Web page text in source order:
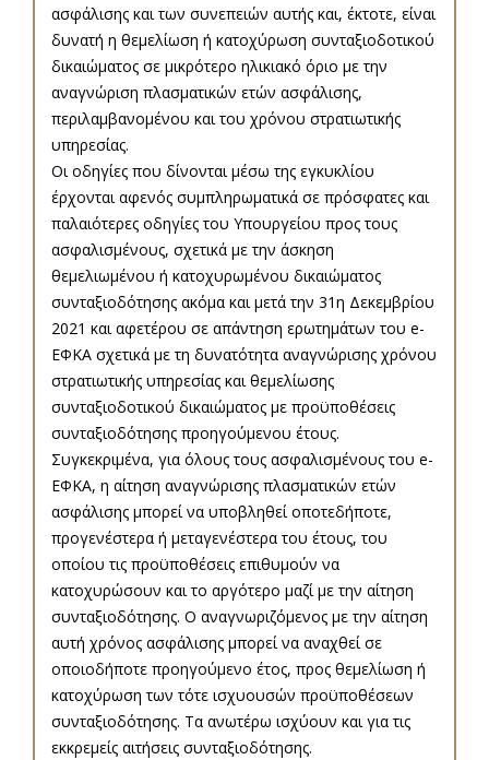
ασφάλισης και των συνεπειών αυτής και, έκτοτε, είναι
δυνατή η θεμελίωση ή κατοχύρωση συνταξιοδοτικού
δικαιώματος σε μικρότερο ηλικιακό όριο με την
αναγνώριση πλασματικών ετών ασφάλισης,
περιλαμβανομένου και του χρόνου στρατιωτικής
υπηρεσίας.
Οι οδηγίες που δίνονται μέσω της εγκυκλίου
έρχονται αφενός συμπληρωματικά σε πρόσφατες και
παλαιότερες οδηγίες του Υπουργείου προς τους
ασφαλισμένους, σχετικά με την άσκηση
θεμελιωμένου ή κατοχυρωμένου δικαιώματος
συνταξιοδότησης ακόμα και μετά την 31η Δεκεμβρίου
2021 και αφετέρου σε απάντηση ερωτημάτων του e-
ΕΦΚΑ σχετικά με τη δυνατότητα αναγνώρισης χρόνου
στρατιωτικής υπηρεσίας και θεμελίωσης
συνταξιοδοτικού δικαιώματος με προϋποθέσεις
συνταξιοδότησης προηγούμενου έτους.
Συγκεκριμένα, για όλους τους ασφαλισμένους του e-
ΕΦΚΑ, η αίτηση αναγνώρισης πλασματικών ετών
ασφάλισης μπορεί να υποβληθεί οποτεδήποτε,
προγενέστερα ή μεταγενέστερα του έτους, του
οποίου τις προϋποθέσεις επιθυμούν να
κατοχυρώσουν και το αργότερο μαζί με την αίτηση
συνταξιοδότησης. Ο αναγνωριζόμενος με την αίτηση
αυτή χρόνος ασφάλισης μπορεί να αναχθεί σε
οποιοδήποτε προηγούμενο έτος, προς θεμελίωση ή
κατοχύρωση των τότε ισχυουσών προϋποθέσεων
συνταξιοδότησης. Τα ανωτέρω ισχύουν και για τις
εκκρεμείς αιτήσεις συνταξιοδότησης.